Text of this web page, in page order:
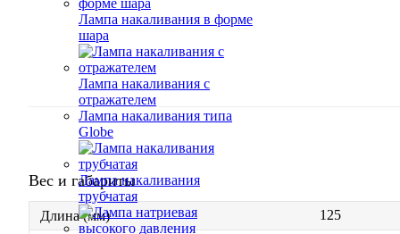
Лампа накаливания в форме
шара
Лампа накаливания с
отражателем
Лампа накаливания типа
Globe
Лампа накаливания
трубчатая
Вес и габариты
Длина (мм)
125